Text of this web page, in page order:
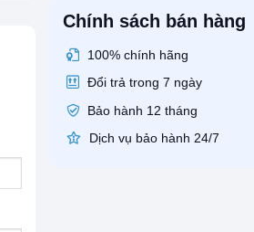
Chính sách bán hàng
100% chính hãng
Đổi trả trong 7 ngày
Bảo hành 12 tháng
Dịch vụ bảo hành 24/7